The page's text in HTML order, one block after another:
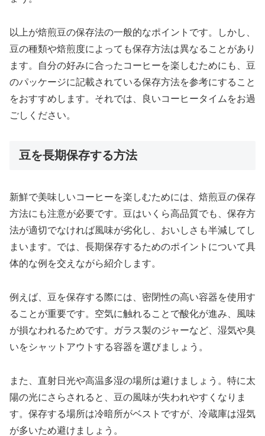
以上が焙煎豆の保存法の一般的なポイントです。しかし、
豆の種類や焙煎度によっても保存方法は異なることがあり
ます。自分の好みに合ったコーヒーを楽しむためにも、豆
のパッケージに記載されている保存方法を参考にすること
をおすすめします。それでは、良いコーヒータイムをお過
ごしください。
豆を長期保存する方法
新鮮で美味しいコーヒーを楽しむためには、焙煎豆の保存
方法にも注意が必要です。豆はいくら高品質でも、保存方
法が適切でなければ風味が劣化し、おいしさも半減してし
まいます。では、長期保存するためのポイントについて具
体的な例を交えながら紹介します。
例えば、豆を保存する際には、密閉性の高い容器を使用す
ることが重要です。空気に触れることで酸化が進み、風味
が損なわれるためです。ガラス製のジャーなど、湿気や臭
いをシャットアウトする容器を選びましょう。
また、直射日光や高温多湿の場所は避けましょう。特に太
陽の光にさらされると、豆の風味が失われやすくなりま
す。保存する場所は冷暗所がベストですが、冷蔵庫は湿気
が多いため避けましょう。